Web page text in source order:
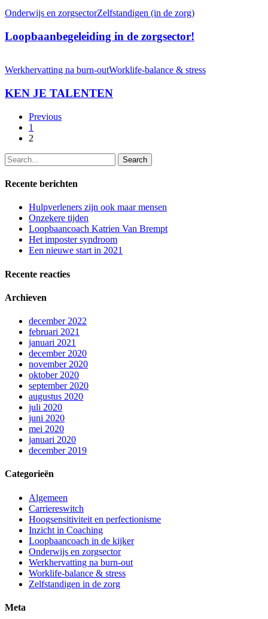
in
zorgsector!
Onderwijs en zorgsectorZelfstandigen (in de zorg)
Loopbaanbegeleiding in de zorgsector!
JE
Werkhervatting na burn-outWorklife-balance & stress
KEN JE TALENTEN
Previous
1
2
Search
Recente berichten
Hulpverleners zijn ook maar mensen
Onzekere tijden
Loopbaancoach Katrien Van Brempt
Het imposter syndroom
Een nieuwe start in 2021
Recente reacties
Archieven
december 2022
februari 2021
januari 2021
december 2020
november 2020
oktober 2020
september 2020
augustus 2020
juli 2020
juni 2020
mei 2020
januari 2020
december 2019
Categorieën
Algemeen
Carriereswitch
Hoogsensitiviteit en perfectionisme
Inzicht in Coaching
Loopbaancoach in de kijker
Onderwijs en zorgsector
Werkhervatting na burn-out
Worklife-balance & stress
Zelfstandigen in de zorg
Meta